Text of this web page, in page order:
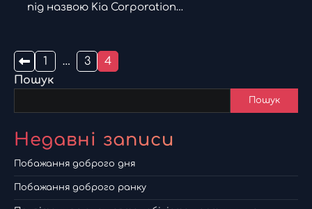
під назвою Kia Corporation…
Пагінація
записів
1 … 3
4
Пошук
Пошук
Недавні записи
Побажання доброго дня
Побажання доброго ранку